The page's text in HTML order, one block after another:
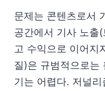
문제는 콘텐츠로서
공간에서 기사 노출
고 수익으로 이어지
질)은 규범적으로는
기는 어렵다. 저널